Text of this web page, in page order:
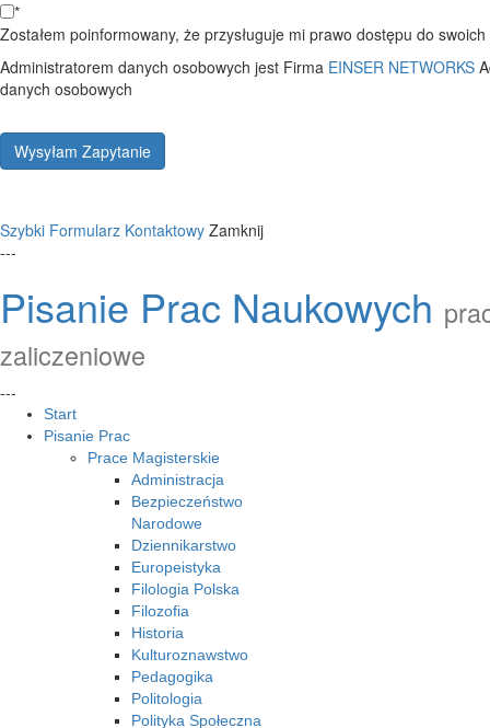
*
Zostałem poinformowany, że przysługuje mi prawo dostępu do
Administratorem danych osobowych jest Firma EINSER NETWORKS
danych osobowych
Wysyłam Zapytanie
Szybki Formularz Kontaktowy Zamknij
---
Pisanie Prac Naukowych
zaliczeniowe
---
Start
Pisanie Prac
Prace Magisterskie
Administracja
Bezpieczeństwo
Narodowe
Dziennikarstwo
Europeistyka
Filologia Polska
Filozofia
Historia
Kulturoznawstwo
Pedagogika
Politologia
Polityka Społeczna